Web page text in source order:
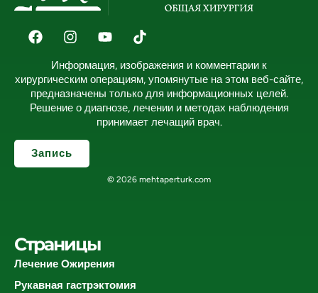
Информация, изображения и комментарии к
хирургическим операциям, упомянутые на этом веб-сайте,
предназначены только для информационных целей.
Решение о диагнозе, лечении и методах наблюдения
принимает лечащий врач.
Запись
© 2026 mehtaperturk.com
Страницы
Лечение Oжирения
Рукавная гастрэктомия